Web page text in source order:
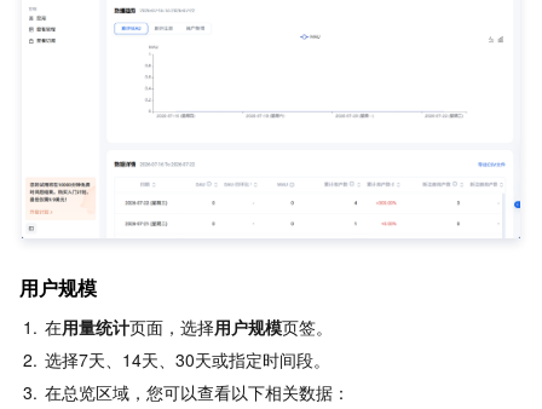
云数据库 SQL Server
TDSQL Boundless
云数据库 MongoDB
游戏数据库 TcaplusDB
时序数据库 CTSDB
数据传输服务
数据库专家服务
数据库管理中心
网络
网关负载均衡
云联网
弹性网卡
密钥管理系统
堡垒机
数据安全审计
验证码
图片内容安全
音频内容安全
安全服务
安全服务平台
云防火墙
Web 应用防火墙
应用安全
移动应用安全
域名与网站
用户规模
1. 在用量统计页面，选择用户规模页签。
2. 选择7天、14天、30天或指定时间段。
3. 在总览区域，您可以查看以下相关数据：